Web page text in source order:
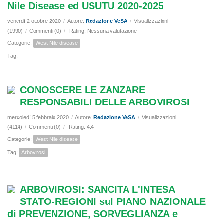
Nile Disease ed USUTU 2020-2025
venerdì 2 ottobre 2020 / Autore: Redazione VeSA / Visualizzazioni
(1990) / Commenti (0) / Rating: Nessuna valutazione
Categorie: West Nile disease
Tag:
CONOSCERE LE ZANZARE
RESPONSABILI DELLE ARBOVIROSI
mercoledì 5 febbraio 2020 / Autore: Redazione VeSA / Visualizzazioni
(4114) / Commenti (0) / Rating: 4.4
Categorie: West Nile disease
Tag: Arbovirosi
ARBOVIROSI: SANCITA L'INTESA
STATO-REGIONI sul PIANO NAZIONALE
di PREVENZIONE, SORVEGLIANZA e